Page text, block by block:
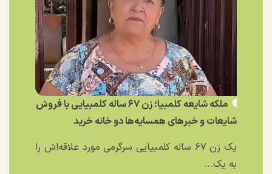
ملکه شایعه کلمبیا؛ زن ۶۷ ساله کلمبیایی با فروش
شایعات و خبر‌های همسایه‌ها دو خانه خرید
یک زن ۶۷ ساله کلمبیایی سرگرمی مورد علاقه‌اش را
به یک...